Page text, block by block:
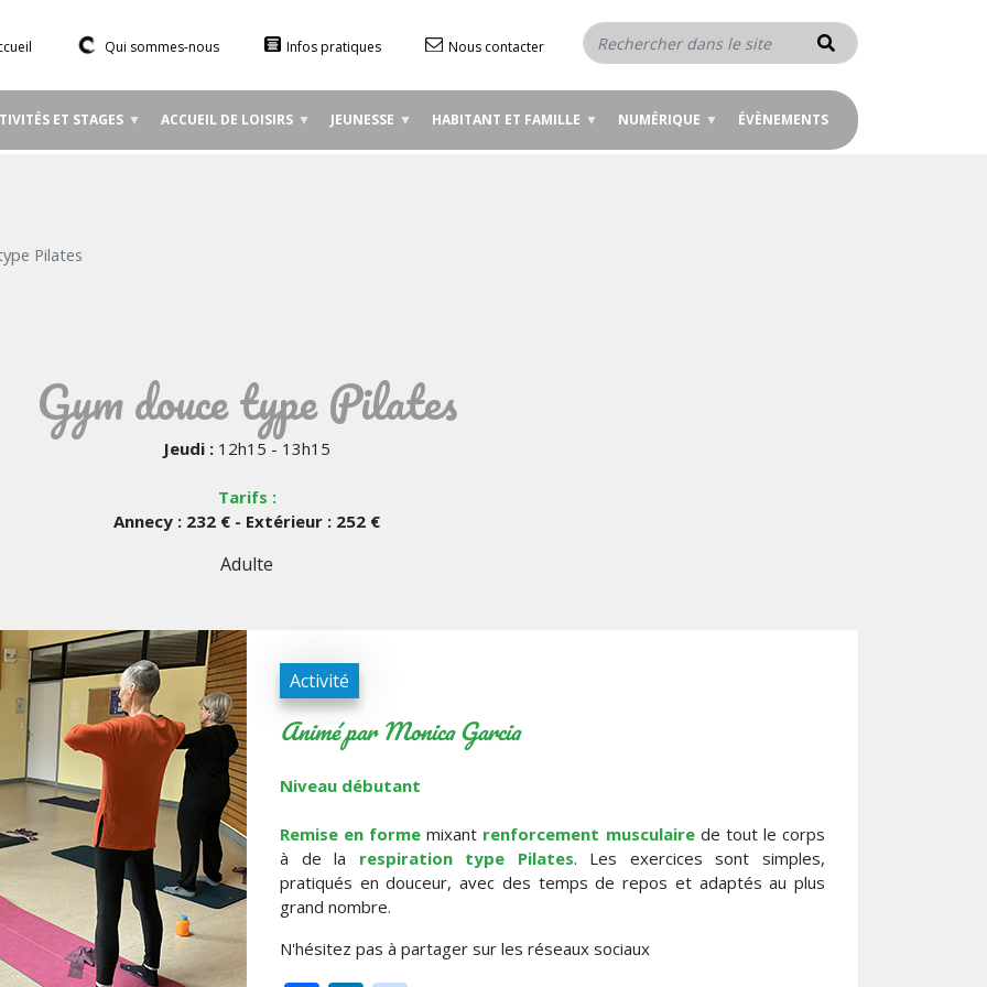
au
principal
Qui sommes-nous Infos pratiques Nous contacter Rechercher
ET STAGES ACCUEIL DE LOISIRS JEUNESSE HABITANT ET FAMILLE NUMÉRIQUE ÉVÈNEMENTS
Pilates
Gym douce type Pilates
Jeudi : 12h15 - 13h15
Tarifs :
Annecy : 232 € - Extérieur : 252 €
Adulte
Activité
Animé par Monica Garcia
Niveau débutant
Remise en formemixant renforcement musculaire de tout le corps
à de la respiration type Pilates. Les exercices sont simples,
pratiqués en douceur, avec des temps de repos et adaptés au plus
grand nombre.
N'hésitez pas à partager sur les réseaux sociaux